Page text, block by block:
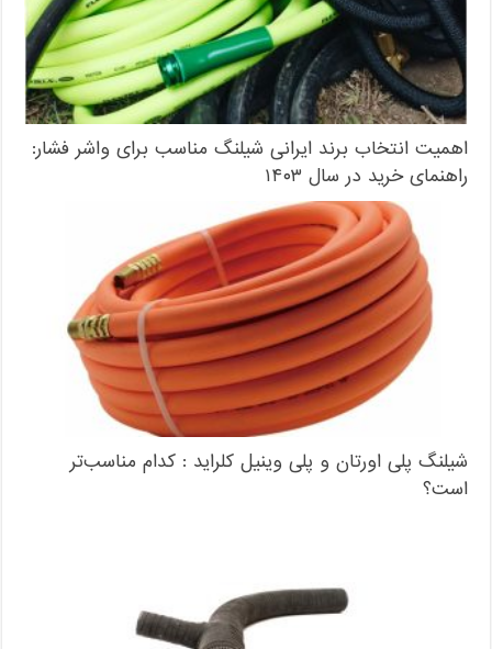
اهمیت انتخاب برند ایرانی شیلنگ مناسب برای واشر فشار:
راهنمای خرید در سال ۱۴۰۳
شیلنگ پلی اورتان و پلی وینیل کلراید : کدام مناسب‌تر
است؟